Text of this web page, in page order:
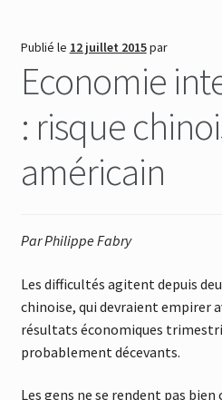
Auteurs
Actualités
Contact
Commande
Publié le 12 juillet 2015par
Economie
: risque
américain
Par Philippe Fabry
Les difficultés agitent depuis
chinoise, qui devraient empirer
résultats économiques
probablement décevants.
Les gens ne se rendent pas bien